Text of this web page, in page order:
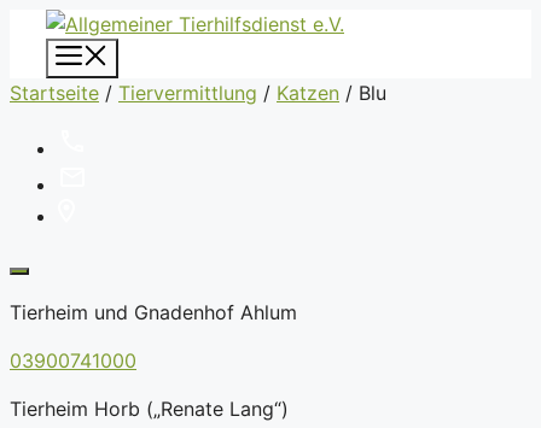
Zum
Inhalt
springen
Startseite / Tiervermittlung / Katzen / Blu
Tierheim und Gnadenhof Ahlum
03900741000
Tierheim Horb („Renate Lang“)